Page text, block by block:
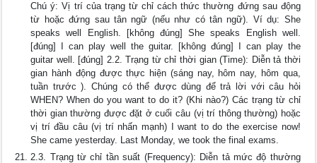
Chú ý: Vị trí của trạng từ chỉ cách thức thường đứng sau động
từ hoặc đứng sau tân ngữ (nếu như có tân ngữ). Ví dụ: She
speaks well English. [không đúng] She speaks English well.
[đúng] I can play well the guitar. [không đúng] I can play the
guitar well. [đúng] 2.2. Trạng từ chỉ thời gian (Time): Diễn tả thời
gian hành động được thực hiện (sáng nay, hôm nay, hôm qua,
tuần trước ). Chúng có thể được dùng để trả lời với câu hỏi
WHEN? When do you want to do it? (Khi nào?) Các trạng từ chỉ
thời gian thường được đặt ở cuối câu (vị trí thông thường) hoặc
vị trí đầu câu (vị trí nhấn mạnh) I want to do the exercise now!
She came yesterday. Last Monday, we took the final exams.
2.3. Trạng từ chỉ tần suất (Frequency): Diễn tả mức độ thường